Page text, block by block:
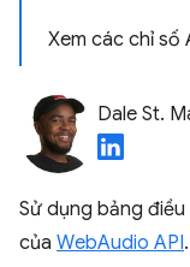
Xem các chỉ
Dale St.
Sử dụng bảng điều
của WebAudio API.